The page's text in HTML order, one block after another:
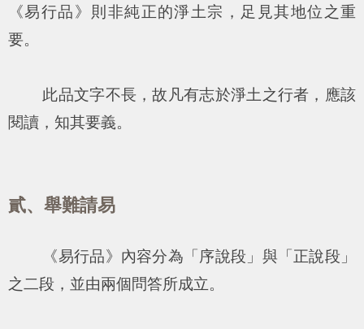
《易行品》則非純正的淨土宗，足見其地位之重
要。
此品文字不長，故凡有志於淨土之行者，應該
閱讀，知其要義。
貳、舉難請易
《易行品》內容分為「序說段」與「正說段」
之二段，並由兩個問答所成立。